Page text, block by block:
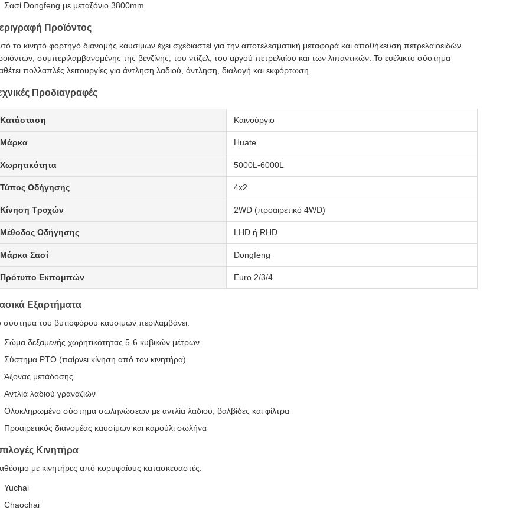
Σασί Dongfeng με μεταξόνιο 3800mm
Προϊόντος
το κινητό φορτηγό διανομής καυσίμων έχει σχεδιαστεί για την αποτελεσματική μεταφορά και αποθήκευση πετρελαιοειδών
συμπεριλαμβανομένης της βενζίνης, του ντίζελ, του αργού πετρελαίου και των λιπαντικών. Το ευέλικτο σύστημα
πολλαπλές λειτουργίες για άντληση λαδιού, άντληση, διαλογή και εκφόρτωση.
Προδιαγραφές
Κατάσταση Καινούργιο
Μάρκα Huate
Χωρητικότητα 5000L-6000L
Τύπος Οδήγησης 4x2
Κίνηση Τροχών 2WD (προαιρετικό 4WD)
Μέθοδος Οδήγησης LHD ή RHD
Μάρκα Σασί Dongfeng
Πρότυπο Εκπομπών Euro 2/3/4
Εξαρτήματα
σύστημα του βυτιοφόρου καυσίμων περιλαμβάνει:
Σώμα δεξαμενής χωρητικότητας 5-6 κυβικών μέτρων
Σύστημα PTO (παίρνει κίνηση από τον κινητήρα)
Άξονας μετάδοσης
Αντλία λαδιού γραναζιών
Ολοκληρωμένο σύστημα σωληνώσεων με αντλία λαδιού, βαλβίδες και φίλτρα
Προαιρετικός διανομέας καυσίμων και καρούλι σωλήνα
Κινητήρα
με κινητήρες από κορυφαίους κατασκευαστές:
Yuchai
Chaochai